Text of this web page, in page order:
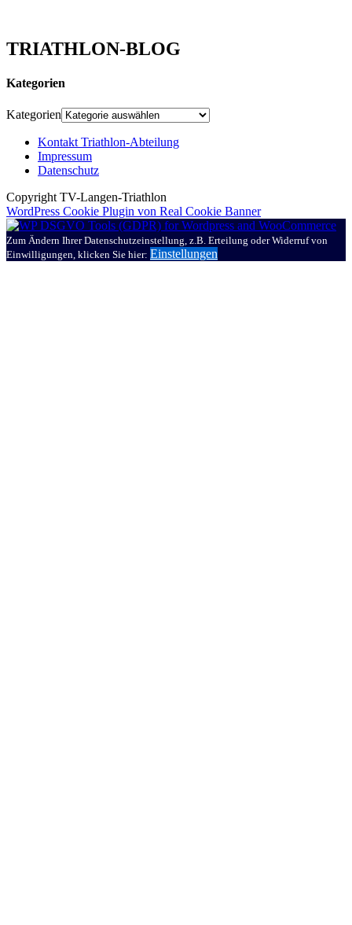
TRIATHLON-BLOG
Kategorien
Kategorien
Kontakt Triathlon-Abteilung
Impressum
Datenschutz
Copyright TV-Langen-Triathlon
WordPress Cookie Plugin von Real Cookie Banner
Zum Ändern Ihrer Datenschutzeinstellung, z.B. Erteilung oder Widerruf von
Einwilligungen, klicken Sie hier: Einstellungen